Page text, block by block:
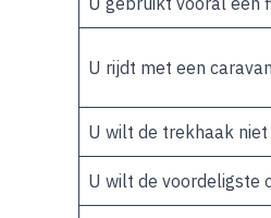
U rijdt met een caravan
U wilt de trekhaak niet
U wilt de voordeligste